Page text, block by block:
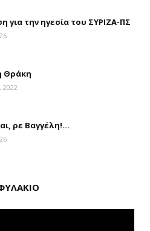
για την ηγεσία του ΣΥΡΙΖΑ-ΠΣ
Θράκη
2022
ρε Βαγγέλη!...